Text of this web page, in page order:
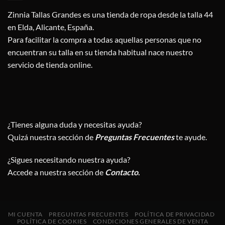
Zinnia Tallas Grandes es una tienda de ropa desde la talla 44
en Elda, Alicante, España.
Para facilitar la compra a todas aquellas personas que no
encuentran su talla en su tienda habitual nace nuestro
servicio de tienda online.
¿Tienes alguna duda y necesitas ayuda?
Quizá nuestra sección de Preguntas Frecuenteste ayude.
¿Sigues necesitando nuestra ayuda?
Accede a nuestra sección de Contacto.
MI CUENTA PREGUNTAS FRECUENTES
POLÍTICA DE PRIVACIDAD
POLÍTICA DE COOKIES
CONDICIONES GENERALES DE VENTA